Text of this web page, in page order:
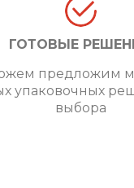
ГОТОВЫЕ
предложим
упаковочных
выбора